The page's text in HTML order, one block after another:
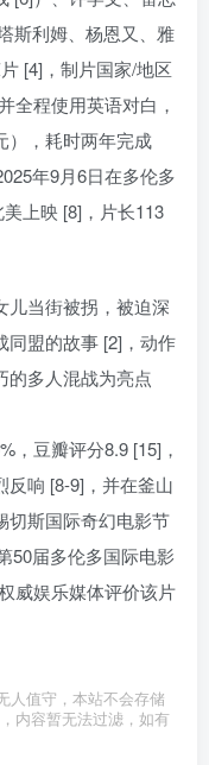
斯利姆、杨恩又、雅
[4]，制片国家/地区
全程使用英语对白，
），耗时两年完成
年9月6日在多伦多
上映 [8]，片长113
儿当街被拐，被迫深
同盟的故事 [2]，动作
的多人混战为亮点
，豆瓣评分8.9 [15]，
反响 [8-9]，并在釜山
切斯国际奇幻电影节
50届多伦多国际电影
威娱乐媒体评价该片
人值守，本站不会存储
内容暂无法过滤，如有